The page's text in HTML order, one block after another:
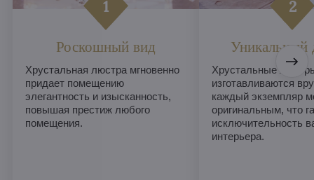
Роскошный вид
Хрустальная люстра мгновенно
придает помещению
элегантность и изысканность,
повышая престиж любого
помещения.
Уникальный
Хрустальные
изготавливаются
каждый экземпляр
оригинальным, что
исключительность
интерьера.